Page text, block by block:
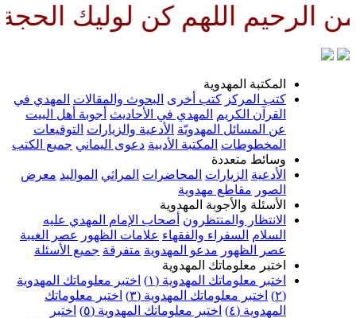
كن لوليك الحجة بن
المهدوية
كتب أخرى البحوث والمقالات المهدي في
المهدي في الأحاديث أجوبة أهل البيت
المسائل المهدويّة الأدعية والزيارات التوقيعات
المكتبة الأدبية دعوى اليماني جميع الكتب
متعددة
الزيارات المحاضرات المراثي المواليد معرض
مقاطع مهدوية
والأجوبة المهدوية
والمنتظرون أصحاب الإمام المهدي عليه
السفراء والفقهاء علامات الظهور عصر الغيبة
مدعو المهدوية متفرقة جميع الأسئلة
معلوماتك المهدوية
معلوماتك المهدوية (١)
اختبر معلوماتك المهدوية
اختبر معلوماتك المهدوية (٣)
اختبر معلوماتك
اختبر معلوماتك المهدوية (٥)
اختبر